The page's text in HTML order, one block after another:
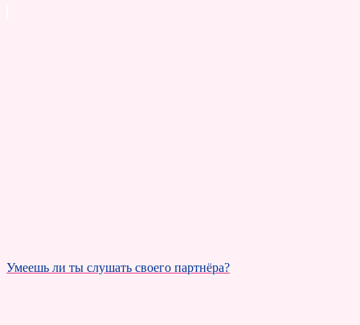
Умеешь ли ты слушать своего партнёра?